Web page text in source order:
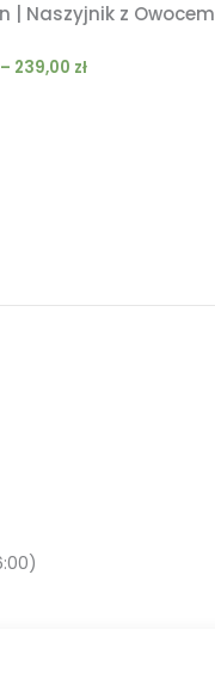
| Naszyjnik z Owocem
– 239,00 zł